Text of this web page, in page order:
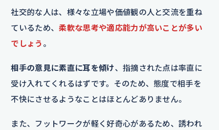
社交的な人は、様々な立場や価値観の人と交流を重ね
ているため、柔軟な思考や適応能力が高いことが多い
でしょう 。
相手の意見に素直に耳を傾け、指摘された点は率直に
受け入れてくれるはずです。そのため、態度で相手を
不快にさせるようなことはほとんどありません。
また、フットワークが軽く好奇心があるため、誘われ